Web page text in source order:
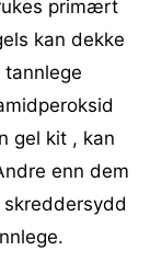
primært
kan dekke
tannlege
gel kit , kan
enn dem